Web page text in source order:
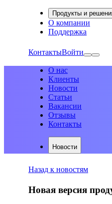
Продукты и
О компании
Поддержка
КонтактыВойти
О нас
Клиенты
Новости
Статьи
Вакансии
Отзывы
Контакты
Новости
Назад к новостям
Новая версия